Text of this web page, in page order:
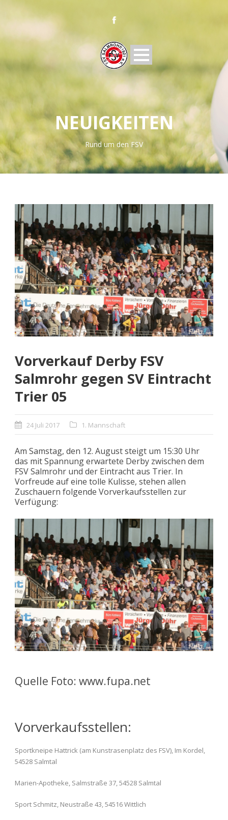
NEUIGKEITEN
Rund um den FSV
Vorverkauf Derby FSV
Salmrohr gegen SV Eintracht
Trier 05
24 Juli 2017 1. Mannschaft
Am Samstag, den 12. August steigt um 15:30 Uhr
das mit Spannung erwartete Derby zwischen dem
FSV Salmrohr und der Eintracht aus Trier. In
Vorfreude auf eine tolle Kulisse, stehen allen
Zuschauern folgende Vorverkaufsstellen zur
Verfügung:
Quelle Foto: www.fupa.net
Vorverkaufsstellen:
Sportkneipe Hattrick (am Kunstrasenplatz des FSV), Im Kordel,
54528 Salmtal
Marien-Apotheke, Salmstraße 37, 54528 Salmtal
Sport Schmitz, Neustraße 43, 54516 Wittlich